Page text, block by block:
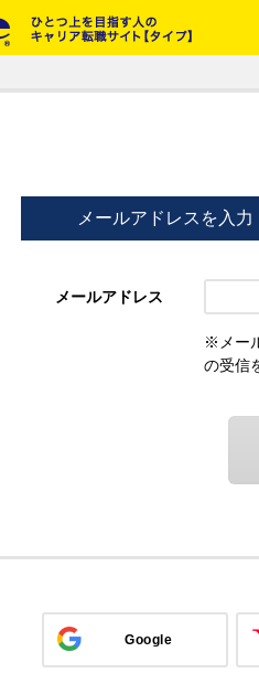
メールアドレスを入力
メールアドレス
※メー
の受信
Google